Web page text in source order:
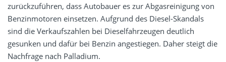
zurückzuführen, dass Autobauer es zur Abgasreinigung von
Benzinmotoren einsetzen. Aufgrund des Diesel-Skandals
sind die Verkaufszahlen bei Dieselfahrzeugen deutlich
gesunken und dafür bei Benzin angestiegen. Daher steigt die
Nachfrage nach Palladium.